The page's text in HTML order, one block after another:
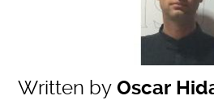
Written by Oscar